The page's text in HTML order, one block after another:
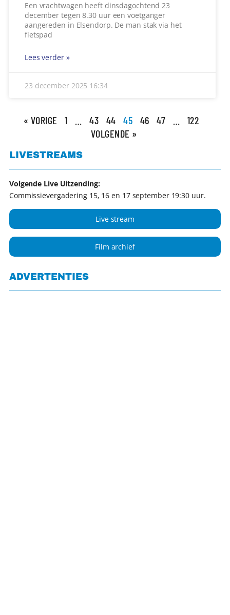
Een vrachtwagen heeft dinsdagochtend 23
december tegen 8.30 uur een voetganger
aangereden in Elsendorp. De man stak via het
fietspad
Lees verder »
23 december 2025 16:34
« VORIGE 1 … 43 44 45 46 47 …
122
VOLGENDE »
LIVESTREAMS
Volgende Live Uitzending:
Commissievergadering 15, 16 en 17 september 19:30 uur.
Live stream
Film archief
ADVERTENTIES